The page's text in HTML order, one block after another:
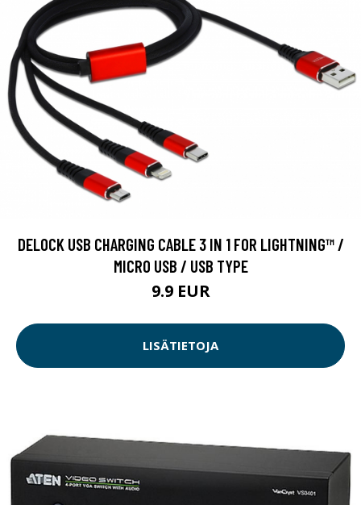
DELOCK USB CHARGING CABLE 3 IN 1 FOR LIGHTNING™ /
MICRO USB / USB TYPE
9.9 EUR
LISÄTIETOJA